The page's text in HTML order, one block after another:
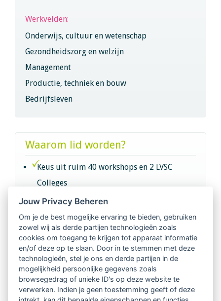
Werkvelden:
Onderwijs, cultuur en wetenschap
Gezondheidszorg en welzijn
Management
Productie, techniek en bouw
Bedrijfsleven
Waarom lid worden?
Keus uit ruim 40 workshops en 2 LVSC
Colleges
Intervisie met geregistreerde vakgenoten
Netwerk van 2100 professionals in 14
regio's
Vindbaar voor opdrachtgevers
Tijdschrift voor
Jouw Privacy Beheren
Om je de best mogelijke ervaring te bieden, gebruiken
zowel wij als derde partijen technologieën zoals
cookies om toegang te krijgen tot apparaat informatie
en/of deze op te slaan. Door in te stemmen met deze
technologieën, stel je ons en derde partijen in de
mogelijkheid persoonlijke gegevens zoals
browsegedrag of unieke ID's op deze website te
verwerken. Indien je geen toestemming geeft of deze